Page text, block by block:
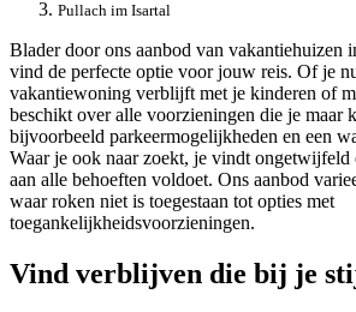
Pullach im Isartal
Blader door ons aanbod van vakantiehuizen
vind de perfecte optie voor jouw reis. Of je
vakantiewoning verblijft met je kinderen of
beschikt over alle voorzieningen die je maar
bijvoorbeeld parkeermogelijkheden en een
Waar je ook naar zoekt, je vindt ongetwijfeld
aan alle behoeften voldoet. Ons aanbod
waar roken niet is toegestaan tot opties met
toegankelijkheidsvoorzieningen.
Vind verblijven die bij je